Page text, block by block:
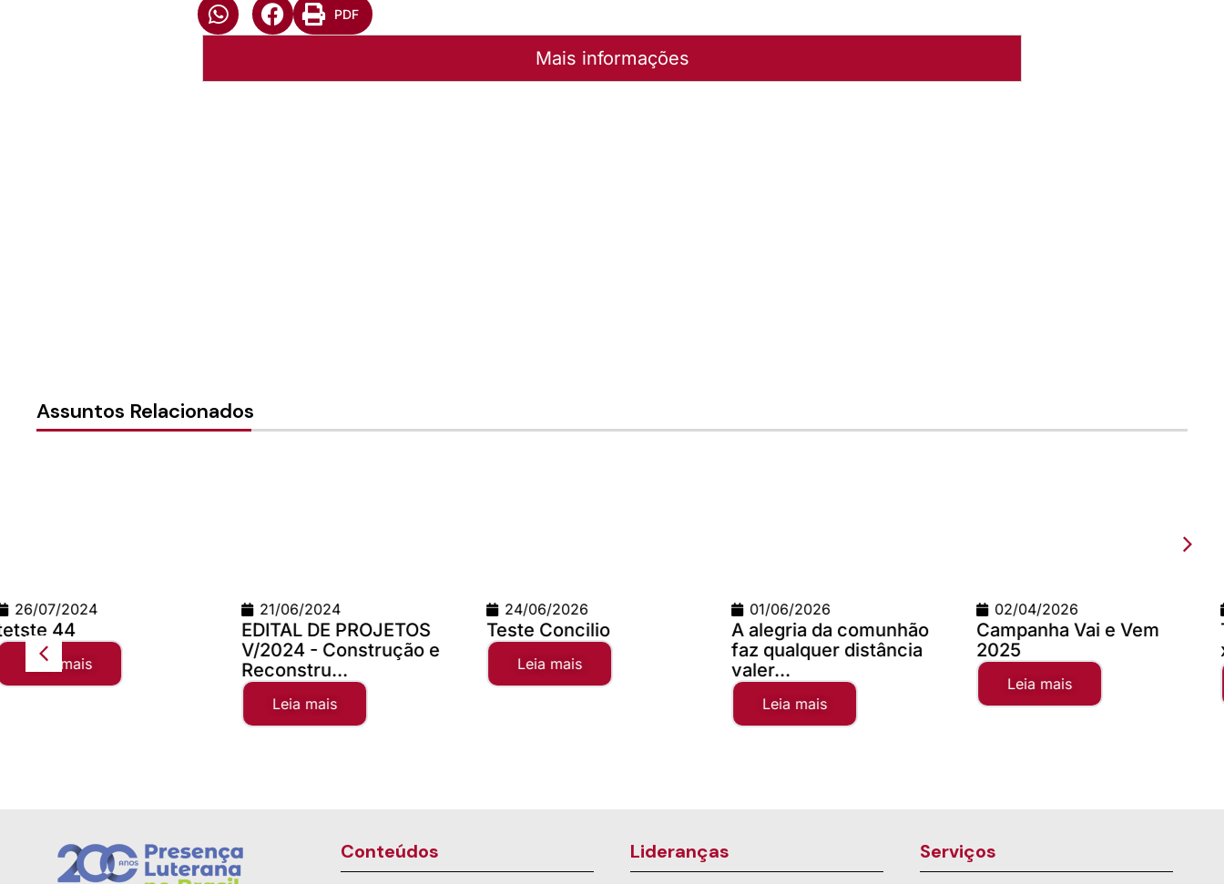
PDF
Mais informações
Assuntos Relacionados
21/06/2024
EDITAL DE PROJETOS
V/2024 - Construção e
Reconstru...
24/06/2026
Teste Concilio
Leia mais
01/06/2026
A alegria da comunhão
faz qualquer distância
valer...
02/04/2026
Campanha Vai e Vem
2025
Leia mais
09/03/2026
Teste com imagem 1200
x 900
Leia mais
Conteúdos Lideranças Serviços